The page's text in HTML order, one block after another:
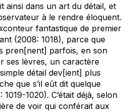
ainsi dans un art du détail, et
à le rendre éloquent.
fantastique de premier
(2008: 1018), parce que
pren[nent] parfois, en son
ses lèvres, un caractère
détail dev[ient] plus
que s’il eût dit quelque
1020). C’était déjà, selon
de voir qui conférait aux